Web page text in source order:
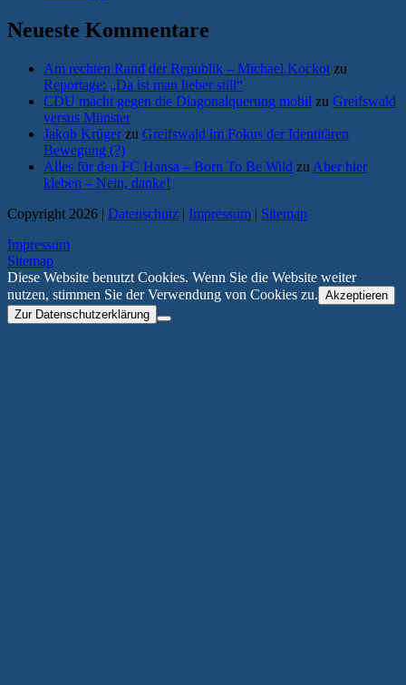
Neueste Kommentare
Am rechten Rand der Republik – Michael Kockot zu
Reportage: „Da ist man lieber still“
CDU macht gegen die Diagonalquerung mobil zu Greifswald
versus Münster
Jakob Krüger zu Greifswald im Fokus der Identitären
Bewegung (?)
Alles für den FC Hansa – Born To Be Wild zu Aber hier
kleben – Nein, danke!
Copyright 2026 | Datenschutz | Impressum | Sitemap
Impressum
Sitemap
Diese Website benutzt Cookies. Wenn Sie die Website weiter
nutzen, stimmen Sie der Verwendung von Cookies zu. Akzeptieren
Zur Datenschutzerklärung